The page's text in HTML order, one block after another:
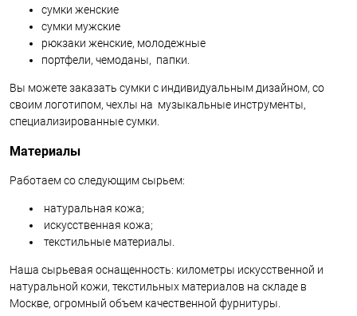
сумки женские
сумки мужские
рюкзаки женские, молодежные
портфели, чемоданы, папки.
Вы можете заказать сумки с индивидуальным дизайном, со
своим логотипом, чехлы на музыкальные инструменты,
специализированные сумки.
Материалы
Работаем со следующим сырьем:
натуральная кожа;
искусственная кожа;
текстильные материалы.
Наша сырьевая оснащенность: километры искусственной и
натуральной кожи, текстильных материалов на складе в
Москве, огромный объем качественной фурнитуры.